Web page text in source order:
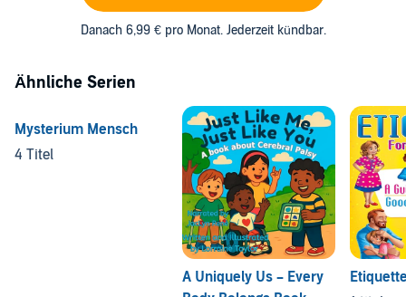
Danach 6,99 € pro Monat. Jederzeit kündbar.
Ähnliche Serien
Mysterium Mensch
4 Titel
A Uniquely Us – Every